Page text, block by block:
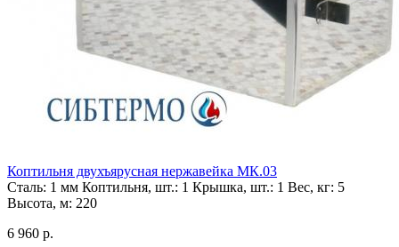
Коптильня двухъярусная нержавейка МК.03
Сталь: 1 мм Коптильня, шт.: 1 Крышка, шт.: 1 Вес, кг: 5
Высота, м: 220
6 960 р.